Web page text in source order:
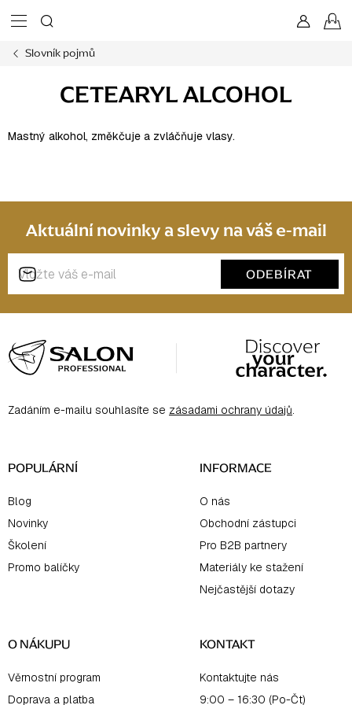
na
Slovník pojmů
CETEARYL ALCOHOL
Mastný alkohol, změkčuje a zvláčňuje vlasy.
Aktuální novinky a slevy na váš e-mail
ODEBÍRAT
á
p
aZadáním e-mailu souhlasíte se zásadami ochrany údajů.
POPULÁRNÍ
Blog
Novinky
Školení
Promo balíčky
INFORMACE
O nás
Obchodní zástupci
Pro B2B partnery
Materiály ke stažení
Nejčastější dotazy
O NÁKUPU
Věrnostní program
Doprava a platba
KONTAKT
Kontaktujte nás
9:00 – 16:30 (Po-Čt)